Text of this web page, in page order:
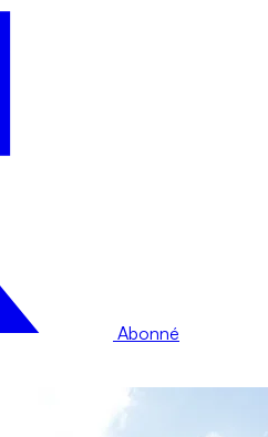
Abonné